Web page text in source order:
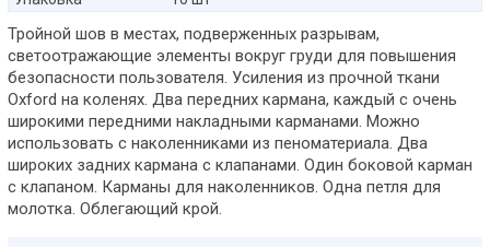
Тройной шов в местах, подверженных разрывам,
светоотражающие элементы вокруг груди для повышения
безопасности пользователя. Усиления из прочной ткани
Oxford на коленях. Два передних кармана, каждый с очень
широкими передними накладными карманами. Можно
использовать с наколенниками из пеноматериала. Два
широких задних кармана с клапанами. Один боковой карман
с клапаном. Карманы для наколенников. Одна петля для
молотка. Облегающий крой.